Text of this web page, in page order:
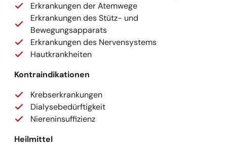
Erkrankungen der Atemwege
Erkrankungen des Stütz- und
Bewegungsapparats
Erkrankungen des Nervensystems
Hautkrankheiten
Kontraindikationen
Krebserkrankungen
Dialysebedürftigkeit
Niereninsuffizienz
Heilmittel